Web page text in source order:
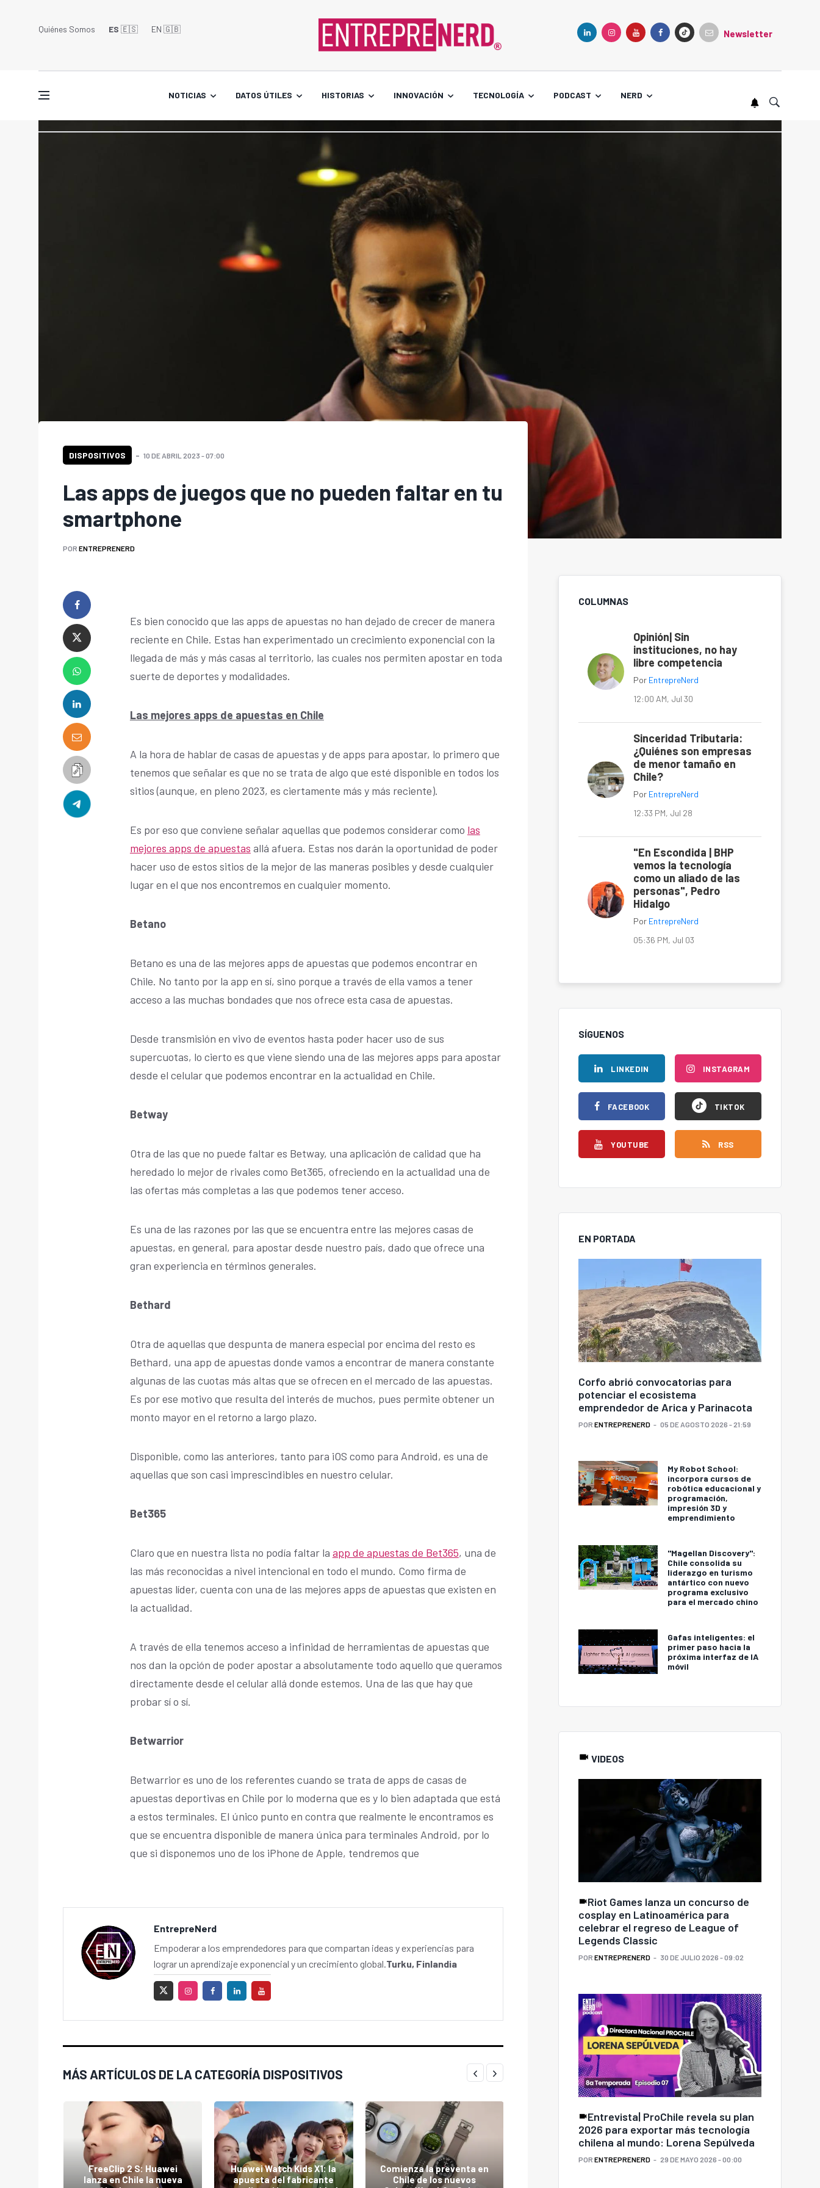
Quiénes Somos ES 🇪🇸 EN 🇬🇧󠁢󠁥󠁮󠁧󠁿 Newsletter
NOTICIAS DATOS ÚTILES HISTORIAS INNOVACIÓN TECNOLOGÍA PODCAST NERD
DISPOSITIVOS 10 DE ABRIL 2023 - 07:00
Las apps de juegos que no pueden faltar en tu
smartphone
POR ENTREPRENERD
Es bien conocido que las apps de apuestas no han dejado de crecer de manera
reciente en Chile. Estas han experimentado un crecimiento exponencial con la
llegada de más y más casas al territorio, las cuales nos permiten apostar en toda
suerte de deportes y modalidades.
Las mejores apps de apuestas en Chile
A la hora de hablar de casas de apuestas y de apps para apostar, lo primero que
tenemos que señalar es que no se trata de algo que esté disponible en todos los
sitios (aunque, en pleno 2023, es ciertamente más y más reciente).
Es por eso que conviene señalar aquellas que podemos considerar como las
mejores apps de apuestas allá afuera. Estas nos darán la oportunidad de poder
hacer uso de estos sitios de la mejor de las maneras posibles y desde cualquier
lugar en el que nos encontremos en cualquier momento.
Betano
Betano es una de las mejores apps de apuestas que podemos encontrar en
Chile. No tanto por la app en sí, sino porque a través de ella vamos a tener
acceso a las muchas bondades que nos ofrece esta casa de apuestas.
Desde transmisión en vivo de eventos hasta poder hacer uso de sus
supercuotas, lo cierto es que viene siendo una de las mejores apps para apostar
desde el celular que podemos encontrar en la actualidad en Chile.
Betway
Otra de las que no puede faltar es Betway, una aplicación de calidad que ha
heredado lo mejor de rivales como Bet365, ofreciendo en la actualidad una de
las ofertas más completas a las que podemos tener acceso.
Es una de las razones por las que se encuentra entre las mejores casas de
apuestas, en general, para apostar desde nuestro país, dado que ofrece una
gran experiencia en términos generales.
Bethard
Otra de aquellas que despunta de manera especial por encima del resto es
Bethard, una app de apuestas donde vamos a encontrar de manera constante
algunas de las cuotas más altas que se ofrecen en el mercado de las apuestas.
Es por ese motivo que resulta del interés de muchos, pues permite obtener un
monto mayor en el retorno a largo plazo.
Disponible, como las anteriores, tanto para iOS como para Android, es una de
aquellas que son casi imprescindibles en nuestro celular.
Bet365
Claro que en nuestra lista no podía faltar la app de apuestas de Bet365, una de
las más reconocidas a nivel intencional en todo el mundo. Como firma de
apuestas líder, cuenta con una de las mejores apps de apuestas que existen en
la actualidad.
A través de ella tenemos acceso a infinidad de herramientas de apuestas que
nos dan la opción de poder apostar a absolutamente todo aquello que queramos
directamente desde el celular allá donde estemos. Una de las que hay que
probar sí o sí.
Betwarrior
Betwarrior es uno de los referentes cuando se trata de apps de casas de
apuestas deportivas en Chile por lo moderna que es y lo bien adaptada que está
a estos terminales. El único punto en contra que realmente le encontramos es
que se encuentra disponible de manera única para terminales Android, por lo
que si disponemos uno de los iPhone de Apple, tendremos que
EntrepreNerd
Empoderar a los emprendedores para que compartan ideas y experiencias para
lograr un aprendizaje exponencial y un crecimiento global.Turku, Finlandia
MÁS ARTÍCULOS DE LA CATEGORÍA DISPOSITIVOS
FreeClip 2 S: Huawei
lanza en Chile la nueva
Huawei Watch Kids X1: la
apuesta del fabricante
Comienza la preventa en
Chile de los nuevos
Más libertad para los
HONOR 600 Series
COLUMNAS
Opinión| Sin
instituciones, no hay
libre competencia
Por EntrepreNerd
12:00 AM, Jul 30
Sinceridad Tributaria:
¿Quiénes son empresas
de menor tamaño en
Chile?
Por EntrepreNerd
12:33 PM, Jul 28
"En Escondida | BHP
vemos la tecnología
como un aliado de las
personas", Pedro
Hidalgo
Por EntrepreNerd
05:36 PM, Jul 03
SÍGUENOS
LINKEDIN
FACEBOOK
YOUTUBE
INSTAGRAM
TIKTOK
RSS
EN PORTADA
Corfo abrió convocatorias para
potenciar el ecosistema
emprendedor de Arica y Parinacota
POR ENTREPRENERD 05 DE AGOSTO 2026 - 21:59
My Robot School:
incorpora cursos de
robótica educacional y
programación,
impresión 3D y
emprendimiento
"Magellan Discovery":
Chile consolida su
liderazgo en turismo
antártico con nuevo
programa exclusivo
para el mercado chino
Gafas inteligentes: el
primer paso hacia la
próxima interfaz de IA
móvil
VIDEOS
Riot Games lanza un concurso de
cosplay en Latinoamérica para
celebrar el regreso de League of
Legends Classic
POR ENTREPRENERD 30 DE JULIO 2026 - 09:02
Entrevista| ProChile revela su plan
2026 para exportar más tecnología
chilena al mundo: Lorena Sepúlveda
POR ENTREPRENERD 29 DE MAYO 2026 - 00:00